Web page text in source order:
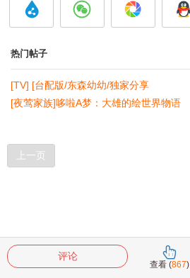
热门帖子
[TV] [台配版/东森幼幼/独家分享
[夜莺家族]哆啦A梦：大雄的绘世界物语
上一页
评论
查看 (867)